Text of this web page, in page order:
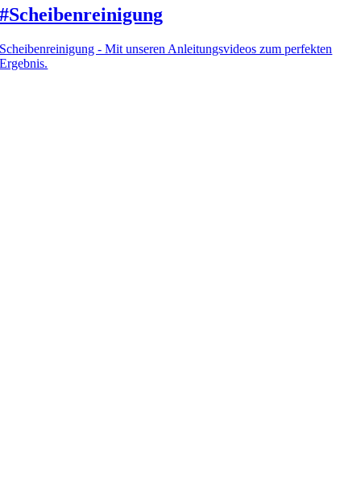
#Scheibenreinigung
Scheibenreinigung - Mit unseren Anleitungsvideos zum perfekten
Ergebnis.